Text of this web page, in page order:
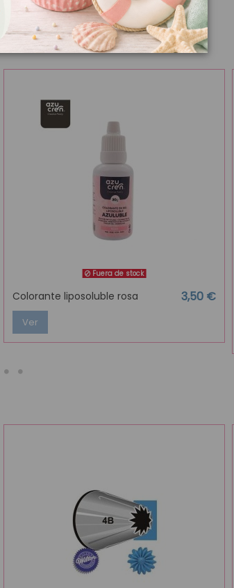
Fuera de stock
Colorante liposoluble rosa 3,50 €
Ver